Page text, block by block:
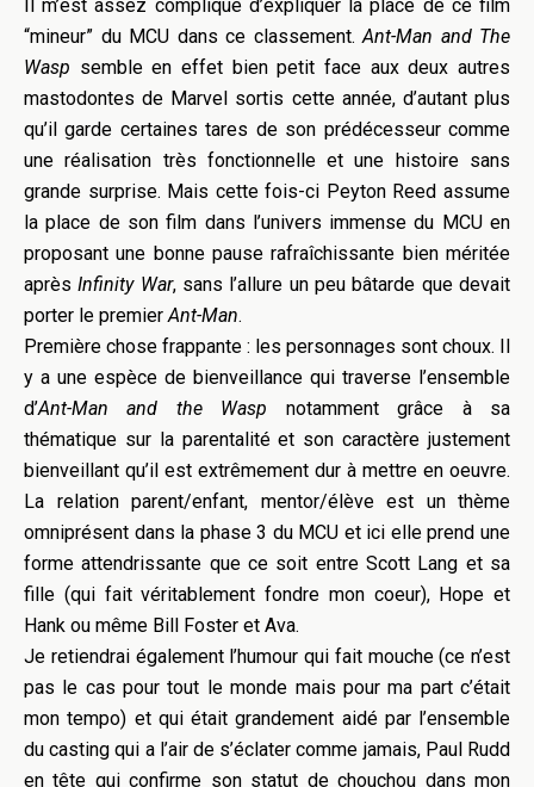
Il m’est assez compliqué d’expliquer la place de ce film
“mineur” du MCU dans ce classement.Ant-Man and The
Wasp semble en effet bien petit face aux deux autres
mastodontes de Marvel sortis cette année, d’autant plus
qu’il garde certaines tares de son prédécesseur comme
une réalisation très fonctionnelle et une histoire sans
grande surprise. Mais cette fois-ci Peyton Reed assume
la place de son film dans l’univers immense du MCU en
proposant une bonne pause rafraîchissante bien méritée
aprèsInfinity War, sans l’allure un peu bâtarde que devait
porter le premierAnt-Man.
Première chose frappante : les personnages sont choux. Il
y a une espèce de bienveillance qui traverse l’ensemble
d’Ant-Man and the Wasp notamment grâce à sa
thématique sur la parentalité et son caractère justement
bienveillant qu’il est extrêmement dur à mettre en oeuvre.
La relation parent/enfant, mentor/élève est un thème
omniprésent dans la phase 3 du MCU et ici elle prend une
forme attendrissante que ce soit entre Scott Lang et sa
fille (qui fait véritablement fondre mon coeur), Hope et
Hank ou même Bill Foster et Ava.
Je retiendrai également l’humour qui fait mouche (ce n’est
pas le cas pour tout le monde mais pour ma part c’était
mon tempo) et qui était grandement aidé par l’ensemble
du casting qui a l’air de s’éclater comme jamais, Paul Rudd
en tête qui confirme son statut de chouchou dans mon